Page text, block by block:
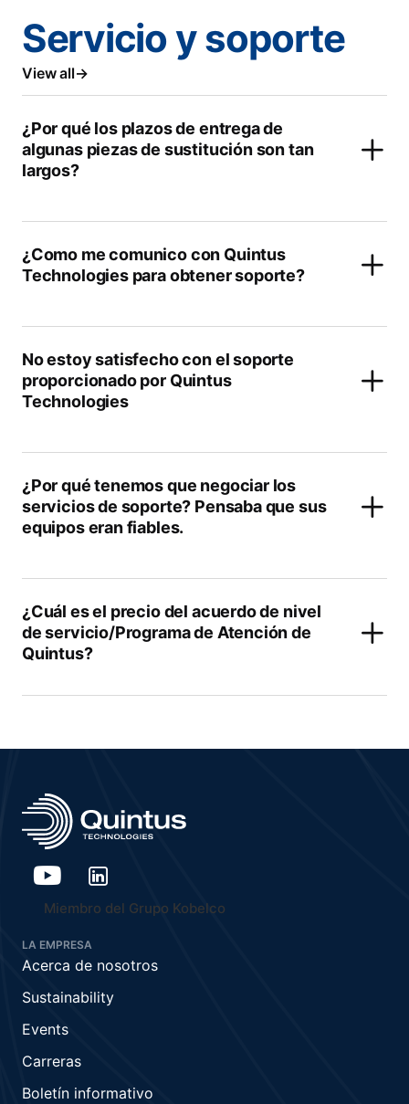
Servicio y soporte
View all
¿Por qué los plazos de entrega de
algunas piezas de sustitución son tan
largos?
¿Como me comunico con Quintus
Technologies para obtener soporte?
No estoy satisfecho con el soporte
proporcionado por Quintus
Technologies
¿Por qué tenemos que negociar los
servicios de soporte? Pensaba que sus
equipos eran fiables.
¿Cuál es el precio del acuerdo de nivel
de servicio/Programa de Atención de
Quintus?
Miembro del Grupo Kobelco
LA EMPRESA
Acerca de nosotros
Sustainability
Events
Carreras
Boletín informativo